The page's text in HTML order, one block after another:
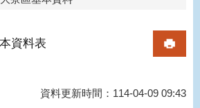
資料表
資料更新時間：114-04-09 09:43